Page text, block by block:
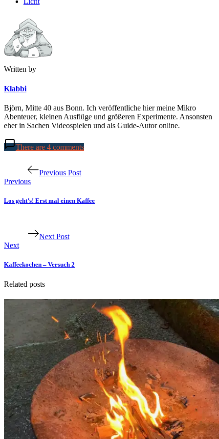
Written by
Klabbi
Björn, Mitte 40 aus Bonn. Ich veröffentliche hier meine Mikro
Abenteuer, kleinen Ausflüge und größeren Experimente. Ansonsten
eher in Sachen Videospielen und als Guide-Autor online.
There are 4 comments
Previous Post
Previous
Los geht’s! Erst mal einen Kaffee
Next Post
Next
Kaffeekochen – Versuch 2
Related posts